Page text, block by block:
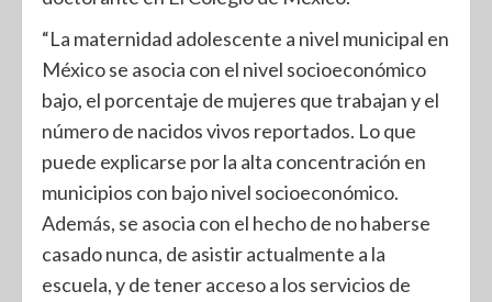
“La maternidad adolescente a nivel municipal en
México se asocia con el nivel socioeconómico
bajo, el porcentaje de mujeres que trabajan y el
número de nacidos vivos reportados. Lo que
puede explicarse por la alta concentración en
municipios con bajo nivel socioeconómico.
Además, se asocia con el hecho de no haberse
casado nunca, de asistir actualmente a la
escuela, y de tener acceso a los servicios de